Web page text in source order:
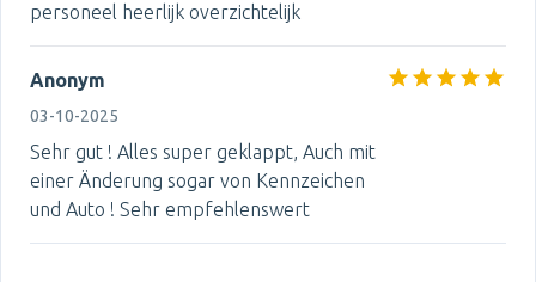
personeel heerlijk overzichtelijk
Anonym
03-10-2025
Sehr gut ! Alles super geklappt, Auch mit
einer Änderung sogar von Kennzeichen
und Auto ! Sehr empfehlenswert